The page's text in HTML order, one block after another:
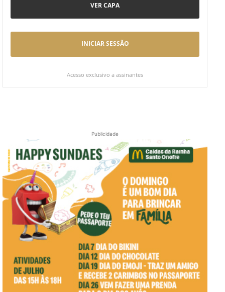
VER CAPA
INICIAR SESSÃO
Acesso exclusivo a assinantes
Publicidade